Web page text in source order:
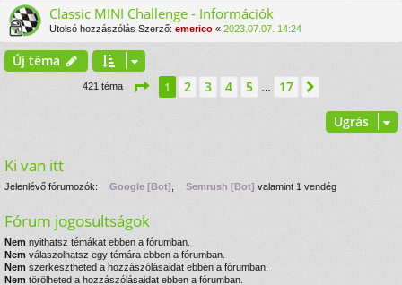
Classic MINI Challenge - Információk
Utolsó hozzászólás Szerző: emerico « 2023.07.07. 14:24
Új téma
421 téma Oldal:1 /17
1 2 3 4 5 17
Ugrás
Ki van itt
Jelenlévő fórumozók: Google [Bot] Semrush [Bot] valamint 1 vendég
Fórum jogosultságok
Nem nyithatsz témákat ebben a fórumban.
Nem válaszolhatsz egy témára ebben a fórumban.
Nem szerkesztheted a hozzászólásaidat ebben a fórumban.
Nem törölheted a hozzászólásaidat ebben a fórumban.